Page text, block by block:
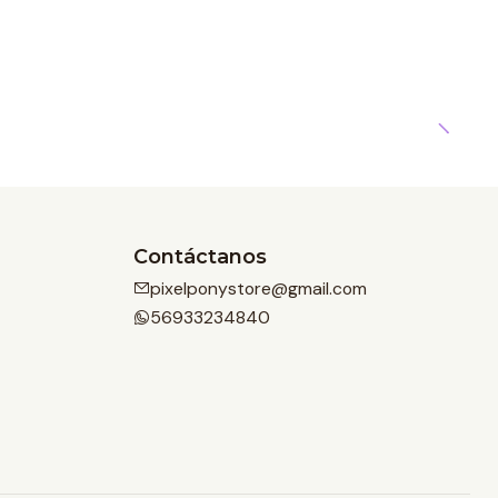
Contáctanos
pixelponystore@gmail.com
56933234840